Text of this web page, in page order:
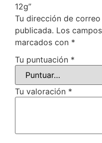
12g”
Tu dirección de
publicada. Los
marcados con *
Tu puntuación *
Tu valoración *